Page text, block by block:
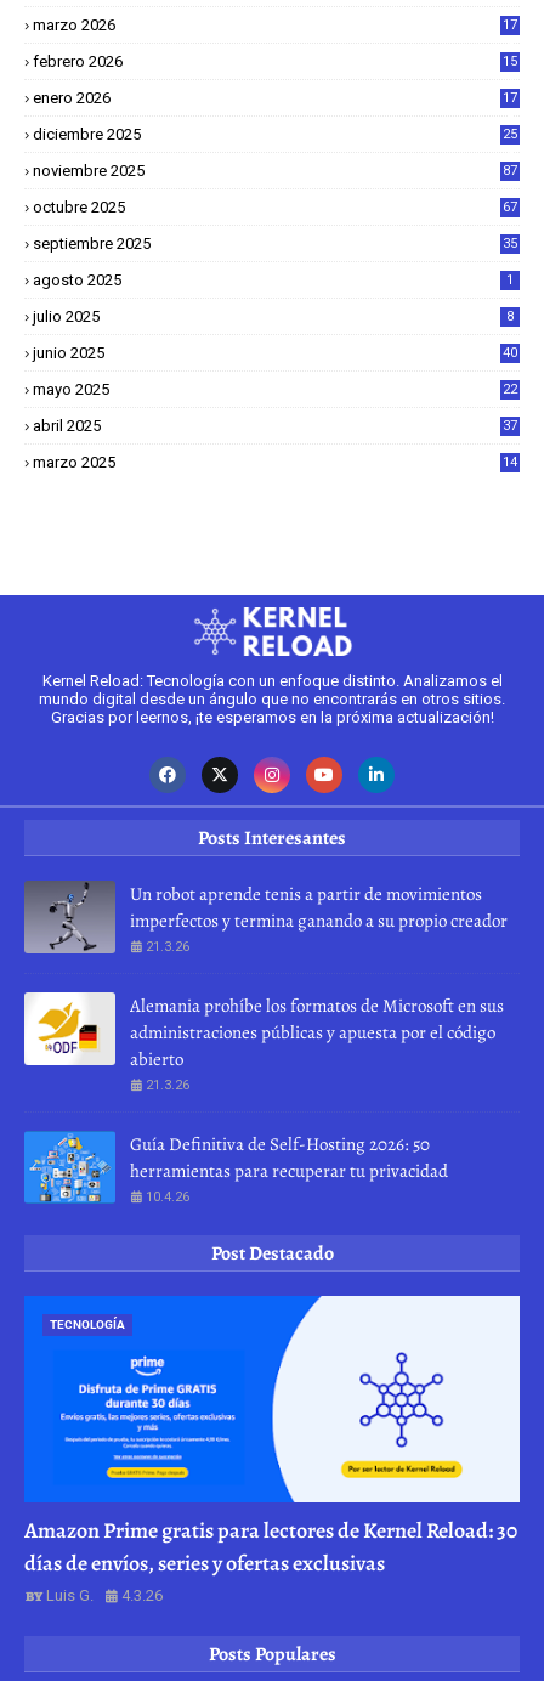
marzo 2026
17
febrero 2026
15
enero 2026
17
diciembre 2025
25
noviembre 2025 87
octubre 2025 67
septiembre 2025 35
agosto 2025 1
julio 2025 8
junio 2025 40
mayo 2025
22
abril 2025
37
marzo 2025
14
Kernel Reload: Tecnología con un enfoque distinto. Analizamos el
mundo digital desde un ángulo que no encontrarás en otros sitios.
Gracias por leernos, ¡te esperamos en la próxima actualización!
Posts Interesantes
Un robot aprende tenis a partir de movimientos
imperfectos y termina ganando a su propio creador
21.3.26
Alemania prohíbe los formatos de Microsoft en sus
administraciones públicas y apuesta por el código
abierto
21.3.26
Guía Definitiva de Self-Hosting 2026: 50
herramientas para recuperar tu privacidad
10.4.26
Post Destacado
TECNOLOGÍA
Amazon Prime gratis para lectores de Kernel Reload: 30
días de envíos, series y ofertas exclusivas
Luis G. 4.3.26
Posts Populares